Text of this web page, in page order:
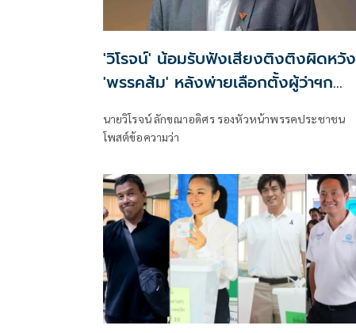
'วิโรจน์' น้อมรับฟังเสียงติงติงผิดหวัง
'พรรคส้ม' หลังพ่ายเลือกตั้งผู้ว่าฯก
นายวิโรจน์ ลักขณาอดิศร รองหัวหน้าพรรคประชาชน
โพสต์ข้อความว่า